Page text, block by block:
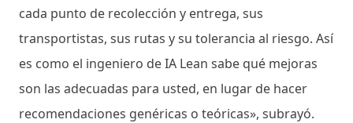
cada punto de recolección y entrega, sus
transportistas, sus rutas y su tolerancia al riesgo. Así
es como el ingeniero de IA Lean sabe qué mejoras
son las adecuadas para usted, en lugar de hacer
recomendaciones genéricas o teóricas», subrayó.